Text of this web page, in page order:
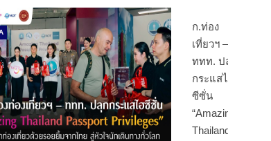
ก.ท่อง
เที่ยวฯ –
ททท. ปลุก
กระแสไฮ
ซีซั่น
“Amazing
Thailand